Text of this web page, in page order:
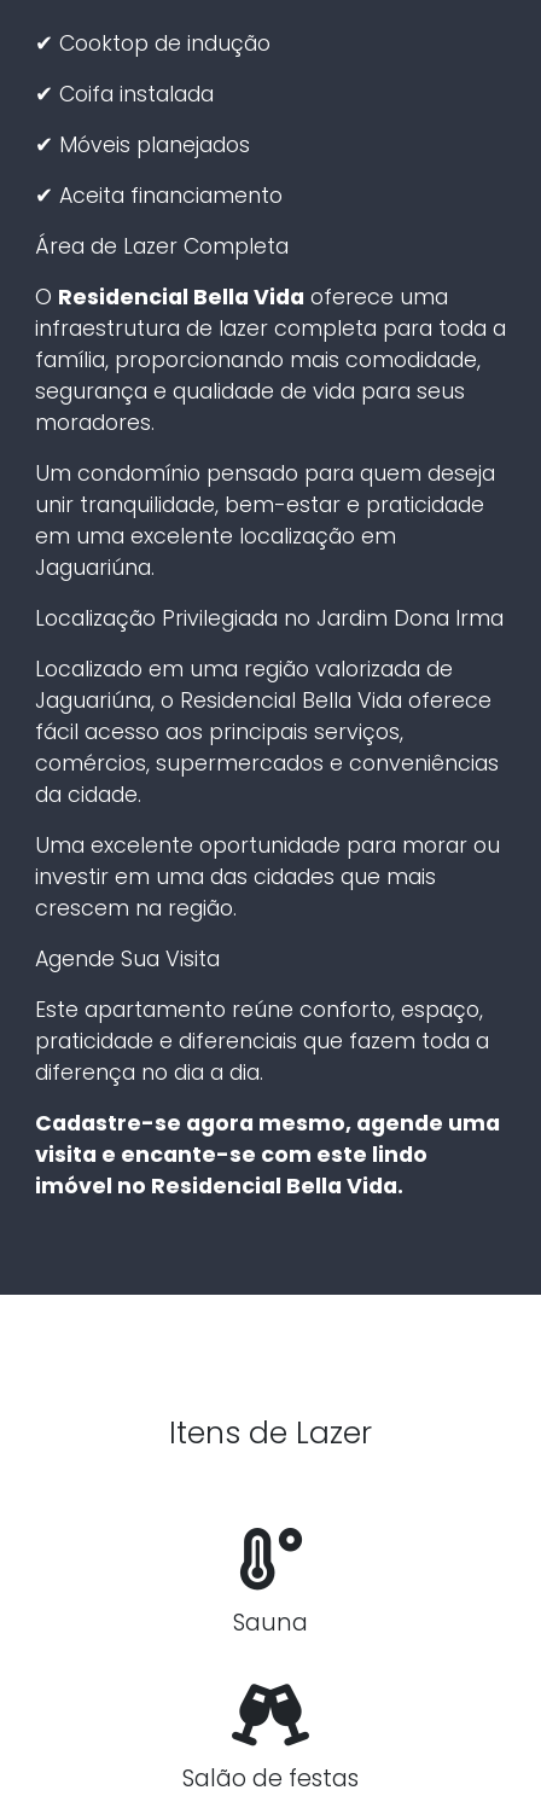
✔ Cooktop de indução
✔ Coifa instalada
✔ Móveis planejados
✔ Aceita financiamento
Área de Lazer Completa
O Residencial Bella Vida oferece uma
infraestrutura de lazer completa para toda a
família, proporcionando mais comodidade,
segurança e qualidade de vida para seus
moradores.
Um condomínio pensado para quem deseja
unir tranquilidade, bem-estar e praticidade
em uma excelente localização em
Jaguariúna.
Localização Privilegiada no Jardim Dona Irma
Localizado em uma região valorizada de
Jaguariúna, o Residencial Bella Vida oferece
fácil acesso aos principais serviços,
comércios, supermercados e conveniências
da cidade.
Uma excelente oportunidade para morar ou
investir em uma das cidades que mais
crescem na região.
Agende Sua Visita
Este apartamento reúne conforto, espaço,
praticidade e diferenciais que fazem toda a
diferença no dia a dia.
Cadastre-se agora mesmo, agende uma
visita e encante-se com este lindo
imóvel no Residencial Bella Vida.
Itens de Lazer
Sauna
Salão de festas